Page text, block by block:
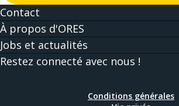
Contact
À propos d'ORES
Jobs et actualités
Restez connecté avec nous !
Conditions générales